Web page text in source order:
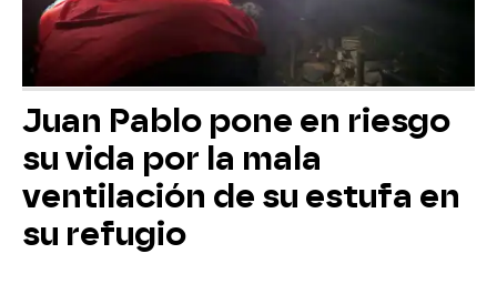
Juan Pablo pone en riesgo
su vida por la mala
ventilación de su estufa en
su refugio